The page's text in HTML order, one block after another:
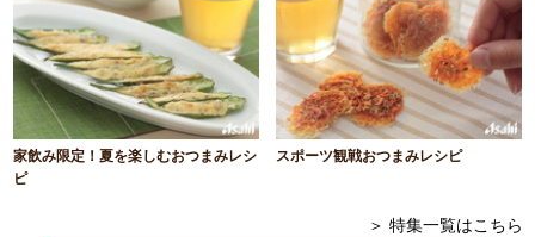
家飲み限定！夏を楽しむおつまみレシ
ピ
スポーツ観戦おつまみレシピ
＞ 特集一覧はこちら